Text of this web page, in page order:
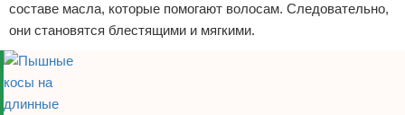
составе масла, которые помогают волосам. Следовательно,
они становятся блестящими и мягкими.